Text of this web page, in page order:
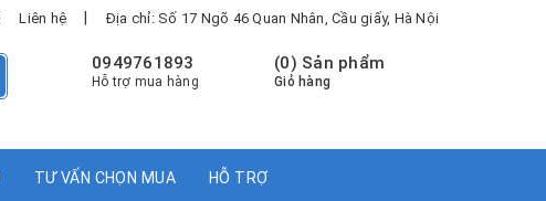
Liên hệ Địa chỉ: Số 17 Ngõ 46 Quan Nhân, Cầu giấy, Hà Nội
(0) Sản phẩm
Giỏ hàng
0949761893
Hỗ trợ mua hàng
TƯ VẤN CHỌN MUA HỖ TRỢ